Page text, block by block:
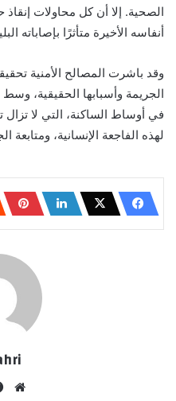
الصحية. إلا أن كل محاولات
أنفاسه الأخيرة متأثرًا بإصاباته
وقد باشرت المصالح الأمنية
الجريمة وأسبابها الحقيقية،
في أوساط الساكنة، التي لا
لهذه الفاجعة الإنسانية، ومتابعة